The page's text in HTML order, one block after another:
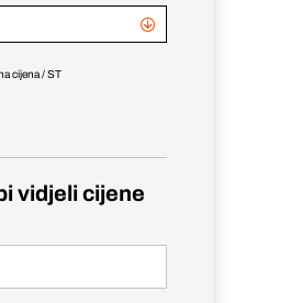
cijena / ST
vidjeli cijene